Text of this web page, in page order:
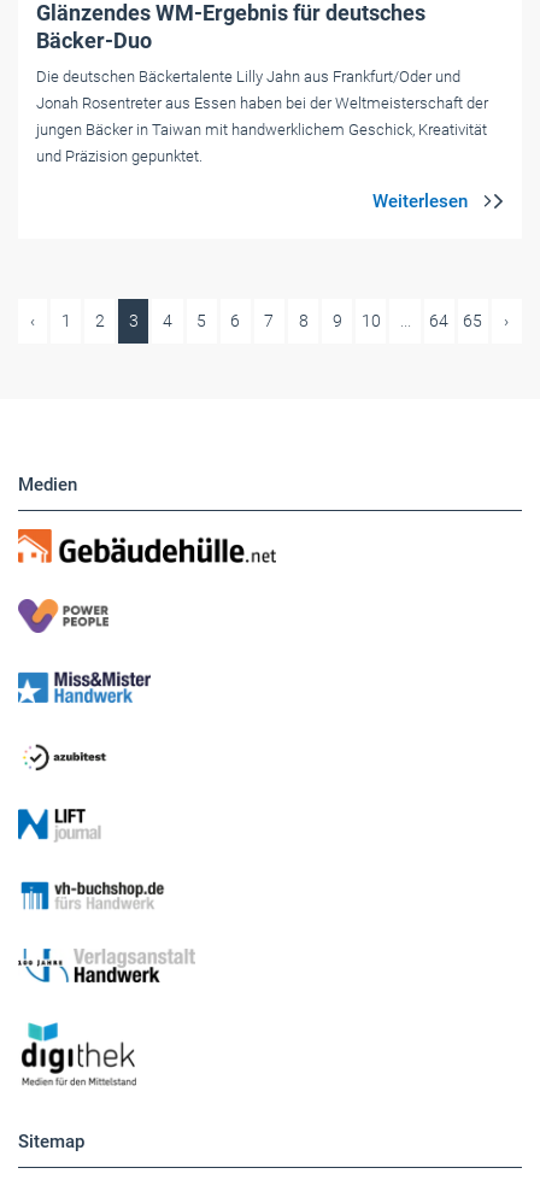
Glänzendes WM-Ergebnis für deutsches
Bäcker-Duo
Die deutschen Bäckertalente Lilly Jahn aus Frankfurt/Oder und
Jonah Rosentreter aus Essen haben bei der Weltmeisterschaft der
jungen Bäcker in Taiwan mit handwerklichem Geschick, Kreativität
und Präzision gepunktet.
‹ 1 2 3 4 5 6 7 8 9 10 ... 64 65 ›
Medien
Sitemap